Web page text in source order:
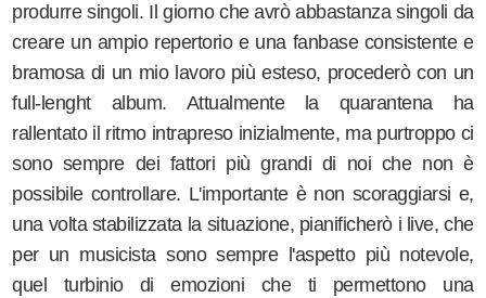
produrre singoli. Il giorno che avrò abbastanza singoli da
creare un ampio repertorio e una fanbase consistente e
bramosa di un mio lavoro più esteso, procederò con un
full-lenght album. Attualmente la quarantena ha
rallentato il ritmo intrapreso inizialmente, ma purtroppo ci
sono sempre dei fattori più grandi di noi che non è
possibile controllare. L'importante è non scoraggiarsi e,
una volta stabilizzata la situazione, pianificherò i live, che
per un musicista sono sempre l'aspetto più notevole,
quel turbinio di emozioni che ti permettono una